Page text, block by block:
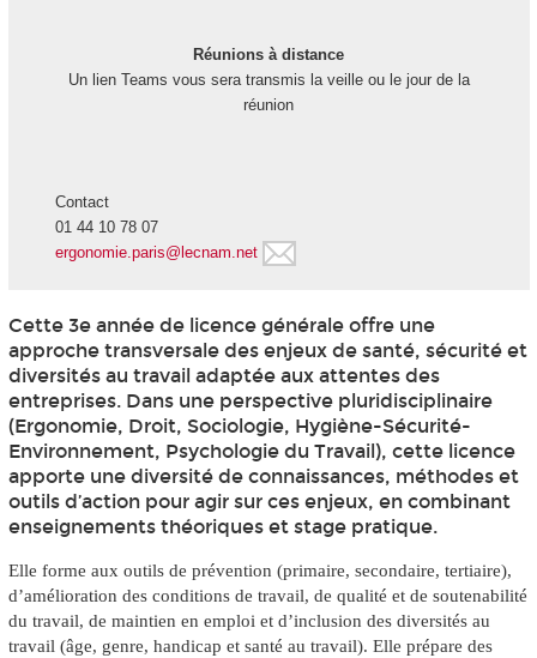
Réunions à distance
Un lien Teams vous sera transmis la veille ou le jour de la
réunion
Contact
01 44 10 78 07
ergonomie.paris@lecnam.net
Cette 3e année de licence générale offre une
approche transversale des enjeux de santé, sécurité et
diversités au travail adaptée aux attentes des
entreprises. Dans une perspective pluridisciplinaire
(Ergonomie, Droit, Sociologie, Hygiène-Sécurité-
Environnement, Psychologie du Travail), cette licence
apporte une diversité de connaissances, méthodes et
outils d’action pour agir sur ces enjeux, en combinant
enseignements théoriques et stage pratique.
Elle forme aux outils de prévention (primaire, secondaire, tertiaire),
d’amélioration des conditions de travail, de qualité et de soutenabilité
du travail, de maintien en emploi et d’inclusion des diversités au
travail (âge, genre, handicap et santé au travail). Elle prépare des